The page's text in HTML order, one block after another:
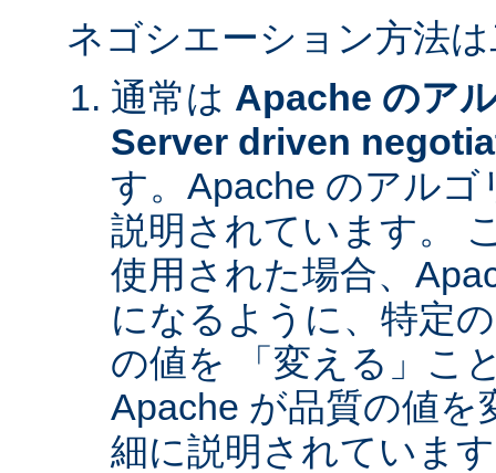
ネゴシエーション方法
通常は Apache のア
Server driven
す。Apache のアル
説明されています。
使用された場合、
になるように、特定
の値を 「変える」こ
Apache が品質の値を
細に説明されていま